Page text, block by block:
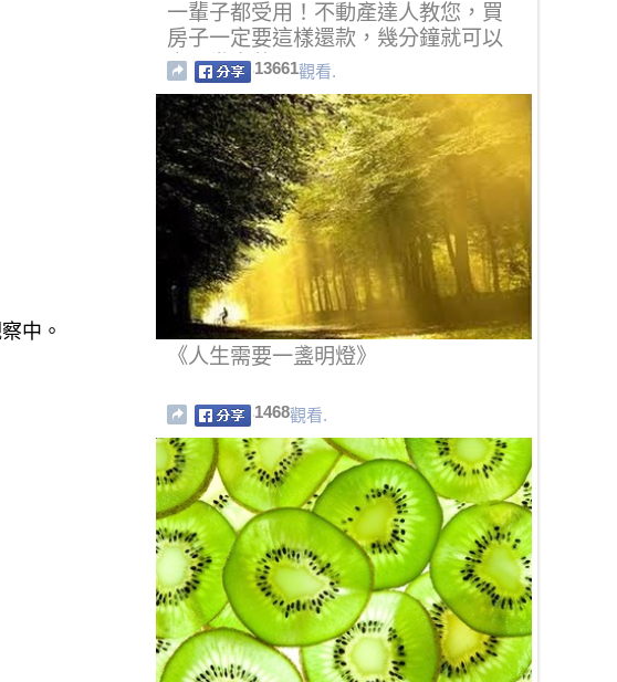
中。
一輩子都受用！不動產達人教您，買
房子一定要這樣還款，幾分鐘就可以
省下幾十萬元！
13661觀看.
《人生需要一盞明燈》
1468觀看.